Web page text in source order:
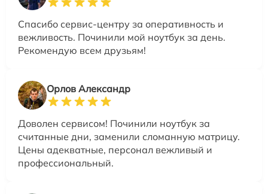
Спасибо сервис-центру за оперативность и
вежливость. Починили мой ноутбук за день.
Рекомендую всем друзьям!
Орлов Александр
Доволен сервисом! Починили ноутбук за
считанные дни, заменили сломанную матрицу.
Цены адекватные, персонал вежливый и
профессиональный.